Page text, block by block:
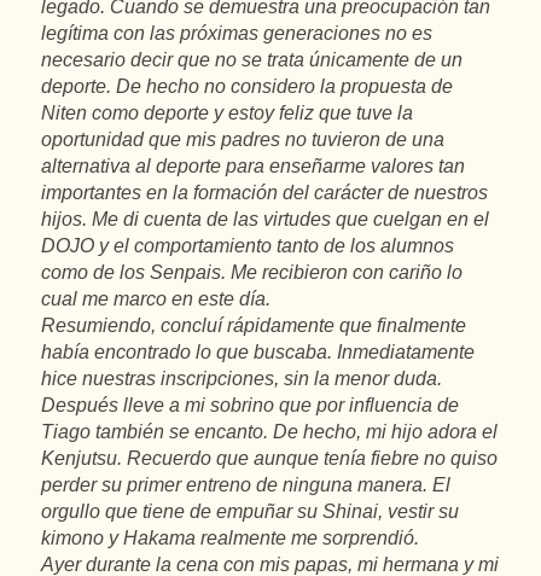
legado. Cuando se demuestra una preocupación tan
legítima con las próximas generaciones no es
necesario decir que no se trata únicamente de un
deporte. De hecho no considero la propuesta de
Niten como deporte y estoy feliz que tuve la
oportunidad que mis padres no tuvieron de una
alternativa al deporte para enseñarme valores tan
importantes en la formación del carácter de nuestros
hijos. Me di cuenta de las virtudes que cuelgan en el
DOJO y el comportamiento tanto de los alumnos
como de los Senpais. Me recibieron con cariño lo
cual me marco en este día.
Resumiendo, concluí rápidamente que finalmente
había encontrado lo que buscaba. Inmediatamente
hice nuestras inscripciones, sin la menor duda.
Después lleve a mi sobrino que por influencia de
Tiago también se encanto. De hecho, mi hijo adora el
Kenjutsu. Recuerdo que aunque tenía fiebre no quiso
perder su primer entreno de ninguna manera. El
orgullo que tiene de empuñar su Shinai, vestir su
kimono y Hakama realmente me sorprendió.
Ayer durante la cena con mis papas, mi hermana y mi